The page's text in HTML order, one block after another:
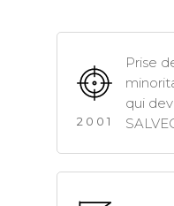
2001
Prise
qui